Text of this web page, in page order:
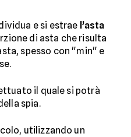
e si estrae l’asta
di asta che risulta
spesso con "min" e
il quale si potrà
spia.
utilizzando un